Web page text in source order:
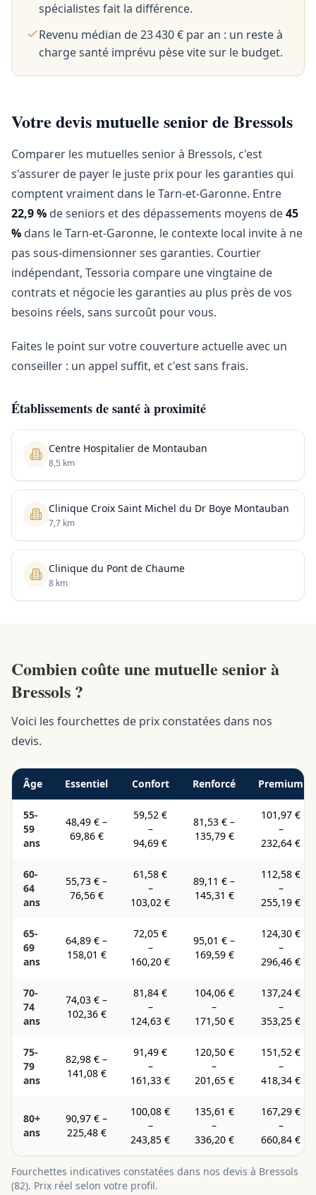
spécialistes fait la différence.
Revenu médian de 23 430 € par an : un reste à
charge santé imprévu pèse vite sur le budget.
Votre devis mutuelle senior de Bressols
Comparer les mutuelles senior à Bressols, c'est
s'assurer de payer le juste prix pour les garanties qui
comptent vraiment dans le Tarn-et-Garonne. Entre
22,9 % de seniors et des dépassements moyens de45
% dans le Tarn-et-Garonne, le contexte local invite à ne
pas sous-dimensionner ses garanties. Courtier
indépendant, Tessoria compare une vingtaine de
contrats et négocie les garanties au plus près de vos
besoins réels, sans surcoût pour vous.
Faites le point sur votre couverture actuelle avec un
conseiller : un appel suffit, et c'est sans frais.
Établissements de santé à proximité
Centre Hospitalier de Montauban
8,5 km
Clinique Croix Saint Michel du Dr Boye Montauban
7,7 km
Clinique du Pont de Chaume
8 km
Combien coûte une mutuelle senior à
Bressols ?
Voici les fourchettes de prix constatées dans nos
devis.
Âge Essentiel Confort Renforcé Premium
55-
59
ans
48,49 € –
69,86 €
59,52 €
–
94,69 €
81,53 € –
135,79 €
101,97 €
–
232,64 €
60-
64
ans
55,73 € –
76,56 €
61,58 €
–
103,02 €
89,11 € –
145,31 €
112,58 €
–
255,19 €
65-
69
ans
64,89 € –
158,01 €
72,05 €
–
160,20 €
95,01 € –
169,59 €
124,30 €
–
296,46 €
70-
74
ans
74,03 € –
102,36 €
81,84 €
–
124,63 €
104,06 €
–
171,50 €
137,24 €
–
353,25 €
75-
79
ans
82,98 € –
141,08 €
91,49 €
–
161,33 €
120,50 €
–
201,65 €
151,52 €
–
418,34 €
80+
ans
90,97 € –
225,48 €
100,08 €
–
243,85 €
135,61 €
–
336,20 €
167,29 €
–
660,84 €
Fourchettes indicatives constatées dans nos devis à Bressols
(82). Prix réel selon votre profil.